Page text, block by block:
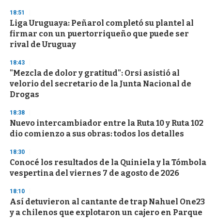
18:51
Liga Uruguaya: Peñarol completó su plantel al
firmar con un puertorriqueño que puede ser
rival de Uruguay
18:43
"Mezcla de dolor y gratitud": Orsi asistió al
velorio del secretario de la Junta Nacional de
Drogas
18:38
Nuevo intercambiador entre la Ruta 10 y Ruta 102
dio comienzo a sus obras: todos los detalles
18:30
Conocé los resultados de la Quiniela y la Tómbola
vespertina del viernes 7 de agosto de 2026
18:10
Así detuvieron al cantante de trap Nahuel One23
y a chilenos que explotaron un cajero en Parque